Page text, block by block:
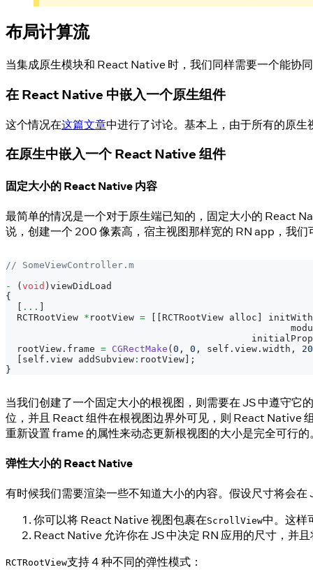
布局计算流
当集成原生模块和 React Native 时，我们同样需要一个能协
在 React Native 中嵌入一个原生组件
这个情况在这篇文章中进行了讨论。基本上，由于所有的原生
在原生中嵌入一个 React Native 组件
固定大小的 React Native 内容
最简单的情况是一个对于原生端已知的，固定大小的 React
说，创建一个 200 像素高，宿主视图那样宽的 RN app，我们
// SomeViewController.m
-
( void ) viewDidLoad
{
...
RCTRootView * rootView = RCTRootView alloc
  rootView
. frame = CGRectMake ( 0 , 0 , self . view . width ,
self . view addSubview : rootView
;
}
当我们创建了一个固定大小的根视图，则需要在 JS 中遵守
位，并且 React 组件在根视图边界外可见，则 React Native
重新设置 frame 的属性来动态更新根视图的大小是完全可行
弹性大小的 React Native
有时候我们需要渲染一些不知道大小的内容。假设尺寸将会
你可以将 React Native 视图包裹在ScrollView中。这样
React Native 允许你在 JS 中决定 RN 应用的尺寸，并
RCTRootView支持 4 种不同的弹性模式：